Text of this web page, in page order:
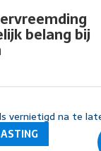
belang bij